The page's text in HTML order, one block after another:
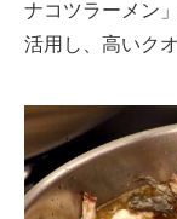
ナコツラーメン
活用し、高いク